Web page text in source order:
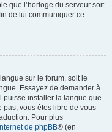
que l’horloge du serveur soit
de lui communiquer ce
sur le forum, soit le
Essayez de demander à
puisse installer la langue que
pas, vous êtes libre de vous
Pour plus
de phpBB® (en